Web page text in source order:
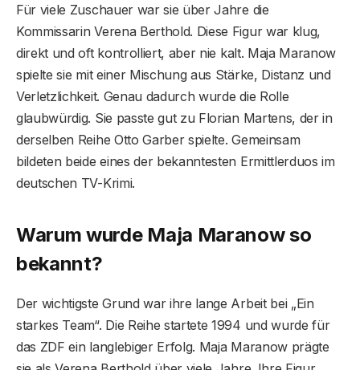
Für viele Zuschauer war sie über Jahre die
Kommissarin Verena Berthold. Diese Figur war klug,
direkt und oft kontrolliert, aber nie kalt. Maja Maranow
spielte sie mit einer Mischung aus Stärke, Distanz und
Verletzlichkeit. Genau dadurch wurde die Rolle
glaubwürdig. Sie passte gut zu Florian Martens, der in
derselben Reihe Otto Garber spielte. Gemeinsam
bildeten beide eines der bekanntesten Ermittlerduos im
deutschen TV-Krimi.
Warum wurde Maja Maranow so
bekannt?
Der wichtigste Grund war ihre lange Arbeit bei „Ein
starkes Team“. Die Reihe startete 1994 und wurde für
das ZDF ein langlebiger Erfolg. Maja Maranow prägte